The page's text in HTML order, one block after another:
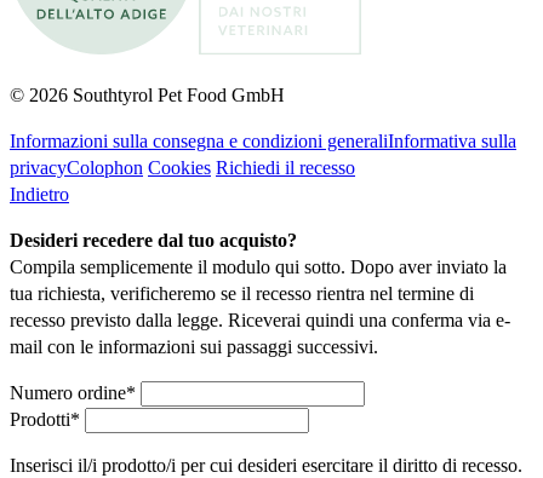
© 2026 Southtyrol Pet Food GmbH
Informazioni sulla consegna e condizioni generaliInformativa sulla
privacyColophon Cookies Richiedi il recesso
Indietro
Desideri recedere dal tuo acquisto?
Compila semplicemente il modulo qui sotto. Dopo aver inviato la
tua richiesta, verificheremo se il recesso rientra nel termine di
recesso previsto dalla legge. Riceverai quindi una conferma via e-
mail con le informazioni sui passaggi successivi.
Numero ordine*
Prodotti*
Inserisci il/i prodotto/i per cui desideri esercitare il diritto di recesso.